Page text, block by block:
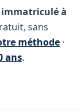
à
sans
méthode ·
ans.